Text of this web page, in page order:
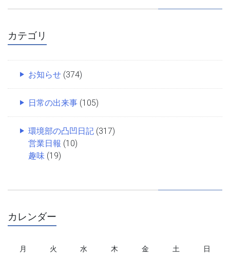
カテゴリ
お知らせ (374)
日常の出来事 (105)
環境部の凸凹日記 (317)
営業日報 (10)
趣味 (19)
カレンダー
月 火 水 木 金 土
日